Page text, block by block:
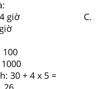
14 giờ C.
100
30 + 4 x 5 =